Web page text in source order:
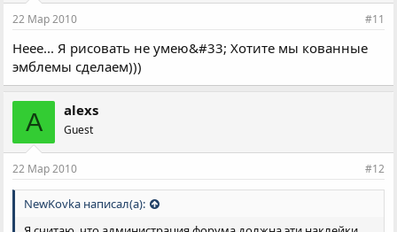
22 Мар 2010 #11
Неее... Я рисовать не умею&#33; Хотите мы кованные
эмблемы сделаем)))
A alexs
Guest
22 Мар 2010 #12
NewKovka написал(а):